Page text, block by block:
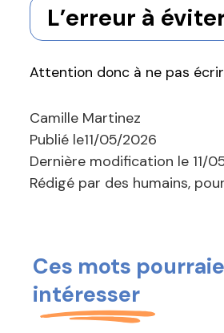
L’erreur à
Attention donc à ne pas
Camille Martinez
Publié le11/05/2026
Dernière modification le 11/
Rédigé par des humains,
Ces mots
intéresser